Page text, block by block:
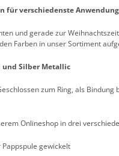
für verschiedenste
und gerade zur
Farben in unser Sortiment
und Silber Metallic
zum Ring, als
Onlineshop in drei
gewickelt